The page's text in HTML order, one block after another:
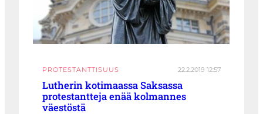
PROTESTANTTISUUS 22.2.2019 12:57
Lutherin kotimaassa Saksassa
protestantteja enää kolmannes
väestöstä